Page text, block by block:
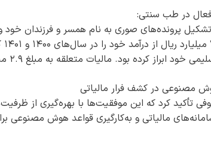
در طب سنتی:
پرونده‌های صوری به نام همسر و فرزندان خود
کرده بود. مالیات متعلقه به مبلغ ۲.۹ میلیارد ریال مطالبه شده و در حال وصول است.
مصنوعی در کشف فرار مالیاتی
تأکید کرد که این موفقیت‌ها با بهره‌گیری از
مالیاتی و به‌کارگیری قواعد هوش